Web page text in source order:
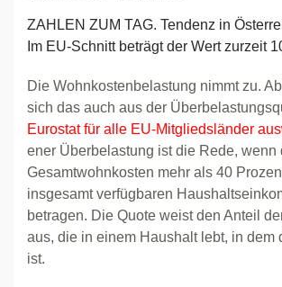
ZAHLEN ZUM TAG. Tendenz in
Im EU-Schnitt beträgt der Wert zurzeit
Die Wohnkostenbelastung nimmt zu.
sich das auch aus der
Eurostat für alle EU-Mitgliedsländer
ener Überbelastung ist die Rede, wenn
Gesamtwohnkosten mehr als 40
insgesamt verfügbaren
betragen. Die Quote weist den Anteil
aus, die in einem Haushalt lebt, in dem
ist.